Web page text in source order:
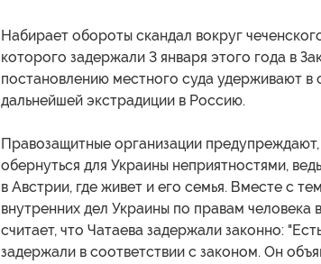
Набирает обороты скандал вокруг
которого задержали 3 января этого года в
постановлению местного суда удерживают в
дальнейшей экстрадиции в Россию.
Правозащитные организации
обернуться для Украины неприятностями,
в Австрии, где живет и его семья. Вместе с
внутренних дел Украины по правам человека
считает, что Чатаева задержали законно:
задержали в соответствии с законом. Он